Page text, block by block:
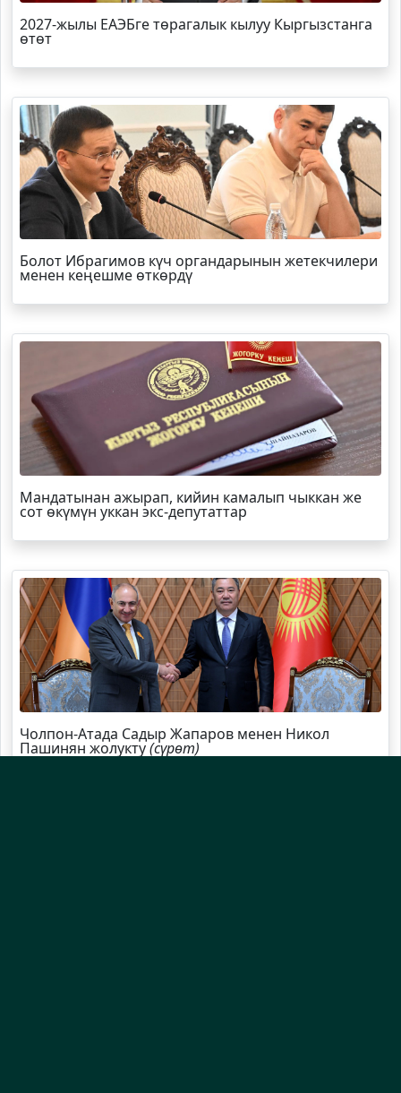
2027-жылы ЕАЭБге төрагалык кылуу Кыргызстанга
өтөт
Болот Ибрагимов күч органдарынын жетекчилери
менен кеңешме өткөрдү
Мандатынан ажырап, кийин камалып чыккан же
сот өкүмүн уккан экс-депутаттар
Чолпон-Атада Садыр Жапаров менен Никол
Пашинян жолукту(сүрөт)